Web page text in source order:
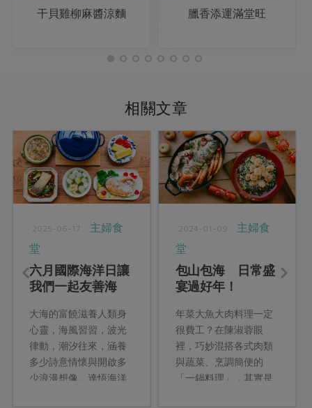
干貝雞柳麻醬涼麵 臘香添運滿堂旺
相關文章
2025-06-17
主婦食
堂
六月國際海洋日讓
我們一起友善海
大海的富饒滋養人類身
心靈，海風習習，波光
律動，潮汐往來，涵養
多少詩意情懷與開啟多
少浪漫想像。達悟海洋
2024-01-09
主婦食
堂
包山包海 日常盛
宴過好年！
年菜大魚大肉料理一定
很費工？在陳淑蓉眼
裡，巧妙混搭各式肉類
與蔬菜、烹調簡便的
「一鍋料理」，其實是